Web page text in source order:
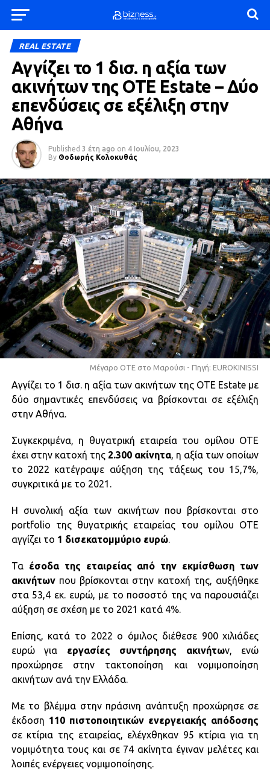
REAL ESTATE
Αγγίζει το 1 δισ. η αξία των
ακινήτων της OTE Estate – Δύο
επενδύσεις σε εξέλιξη στην
Αθήνα
Published 3 έτη ago on 4 Ιουλίου, 2023
By Θοδωρής Κολοκυθάς
Μέγαρο ΟΤΕ στο Μαρούσι - Πηγή: EUROKINISSI
Αγγίζει το 1 δισ. η αξία των ακινήτων της OTE Estate με
δύο σημαντικές επενδύσεις να βρίσκονται σε εξέλιξη
στην Αθήνα.
Συγκεκριμένα, η θυγατρική εταιρεία του ομίλου ΟΤΕ
έχει στην κατοχή της 2.300 ακίνητα, η αξία των οποίων
το 2022 κατέγραψε αύξηση της τάξεως του 15,7%,
συγκριτικά με το 2021.
Η συνολική αξία των ακινήτων που βρίσκονται στο
portfolio της θυγατρικής εταιρείας του ομίλου ΟΤΕ
αγγίζει το 1 δισεκατομμύριο ευρώ.
Τα έσοδα της εταιρείας από την εκμίσθωση των
ακινήτωνπου βρίσκονται στην κατοχή της, αυξήθηκε
στα 53,4 εκ. ευρώ, με το ποσοστό της να παρουσιάζει
αύξηση σε σχέση με το 2021 κατά 4%.
Επίσης, κατά το 2022 ο όμιλος διέθεσε 900 χιλιάδες
ευρώ για εργασίες συντήρησης ακινήτων, ενώ
προχώρησε στην τακτοποίηση και νομιμοποίηση
ακινήτων ανά την Ελλάδα.
Με το βλέμμα στην πράσινη ανάπτυξη προχώρησε σε
έκδοση 110 πιστοποιητικών ενεργειακής απόδοσης
σε κτίρια της εταιρείας, ελέγχθηκαν 95 κτίρια για τη
νομιμότητα τους και σε 74 ακίνητα έγιναν μελέτες και
λοιπές ενέργειες νομιμοποίησης.